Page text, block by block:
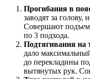
Прогибания в
заводят за
Совершают
по 3 подхода.
Подтягивания на
дало
до перекладины
вытянутых рук.